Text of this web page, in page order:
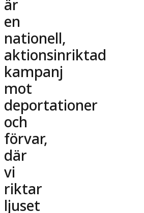
en
nationell,
aktionsinriktad
kampanj
mot
deportationer
och
förvar,
där
vi
riktar
ljuset